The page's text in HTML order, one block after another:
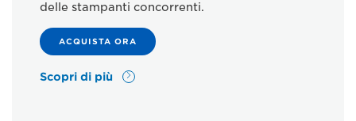
delle stampanti concorrenti.
ACQUISTA ORA
Scopri di più